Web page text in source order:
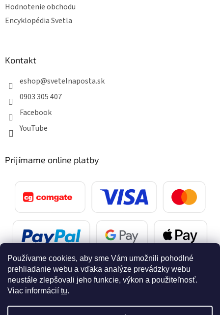
Používame cookies, aby sme Vám umožnili pohodlné
prehliadanie webu a vďaka analýze prevádzky webu
neustále zlepšovali jeho funkcie, výkon a použiteľnosť.
Viac informácií tu.
Hodnotenie obchodu
Encyklopédia Svetla
Kontakt
eshop@svetelnaposta.sk
0903 305 407
Facebook
YouTube
Prijímame online platby
Vytvoril Shoptet